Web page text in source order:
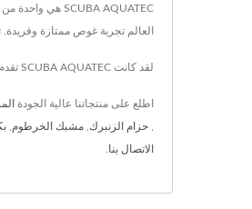
العالم تجربة غوص ممتازة
لقد كانت SCUBA AQUATEC تقدم لعملائها معدات وأدوات الغوص تحت الماء عالية الجودة، مع تكنولوجيا متقدمة و42 عامًا من الخبرة، تضمن SCUBA AQUATEC تلبية احتياجات كل عميل.
اطلع على منتجاتنا عالية الجودة
حزام الزنبرك مشبك الخرطوم
الاتصال بنا